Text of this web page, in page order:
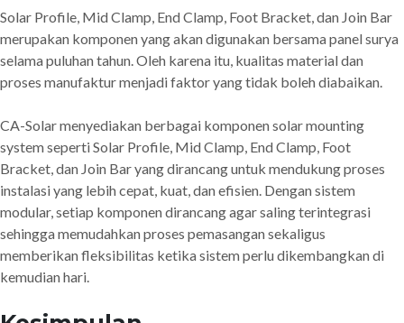
Solar Profile, Mid Clamp, End Clamp, Foot Bracket, dan Join Bar
merupakan komponen yang akan digunakan bersama panel surya
selama puluhan tahun. Oleh karena itu, kualitas material dan
proses manufaktur menjadi faktor yang tidak boleh diabaikan.
CA-Solar menyediakan berbagai komponen solar mounting
system seperti Solar Profile, Mid Clamp, End Clamp, Foot
Bracket, dan Join Bar yang dirancang untuk mendukung proses
instalasi yang lebih cepat, kuat, dan efisien. Dengan sistem
modular, setiap komponen dirancang agar saling terintegrasi
sehingga memudahkan proses pemasangan sekaligus
memberikan fleksibilitas ketika sistem perlu dikembangkan di
kemudian hari.